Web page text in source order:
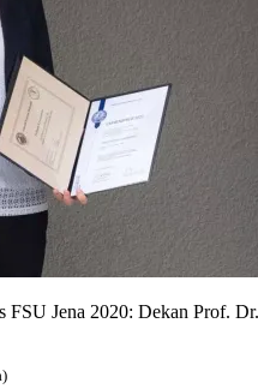
FSU Jena 2020: Dekan Prof.